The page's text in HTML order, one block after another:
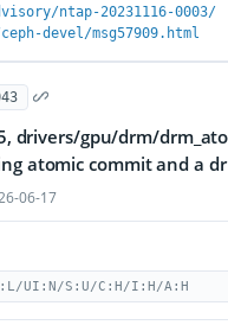
ntap-20231116-0003/
devel/msg57909.html
drivers/gpu/drm/
atomic commit and a
06-17
UI:N/S:U/C:H/I:H/A:H